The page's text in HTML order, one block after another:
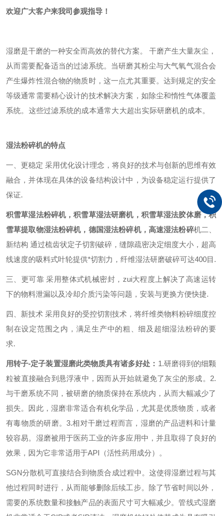
欢迎广大客户来我司参观指导！
湿磨是干磨的一种安全而高效的替代方案。 干磨产生大量灰尘，
从而需要配备适当的过滤系统。当研磨其粉尘与大气氧气混合会
产生爆炸性混合物的物质时，这一点尤其重要。达到规定的安全
等级通常需要精心设计的技术解决方案，如除尘和惰性气体覆盖
系统。这些过滤系统的成本通常大大超出实际研磨机的成本。
湿法粉碎机的特点
一、更稳定 采用优化设计理念，将良好的技术与创新的思维有效
融合，并体现在具体的设备结构设计中，为设备稳定运行提供了
保证.
积雪草湿法粉碎机，积雪草湿法研磨机，积雪草湿法胶体磨，积
雪草提取物湿法粉碎机，德国湿法粉碎机，高速湿法粉碎机二、
新结构 通过梳齿状定子切割破碎，缝隙疏密决定细度大小，超高
线速度的吸料式叶轮提供*切割力，纤维湿法研磨破碎可达400目.
三、更可靠 采用整体式机械密封，zui大程度上解决了高速运转
下的物料泄漏以及冷却介质污染等问题，安装与更换方便快捷.
四、新技术 采用良好的受控切割技术，将纤维类物料粉碎细度控
制在设定范围之内，满足生产中的粗、细及超细湿法粉碎的要
求.
用转子-定子装置湿磨此类物质具有诸多好处： 1.研磨得到的细颗
粒被直接融合到悬浮液中，因而从开始就避免了灰尘的形成。 2.
与干磨系统不同，被研磨的物质保持在系统内，从而大幅减少了
损失。因此，湿磨非常适合有机化学品，尤其是优质物质，或者
有毒物质的研磨。3.相对干磨过程而言，湿磨的产品进料和计量
较容易。 湿磨被用于医药工业的许多应用中，并且取得了良好的
效果，因为它非常适用于API（活性药用成分）。
SGN分散机可直接结合到物质合成过程中。这使得湿磨过程与其
他过程同时进行，从而能够删除后续工步。除了节省时间以外，
需要的系统数量和接触产品的表面尺寸可大幅减少。管线式湿磨